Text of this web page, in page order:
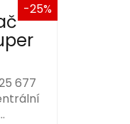
-25%
677